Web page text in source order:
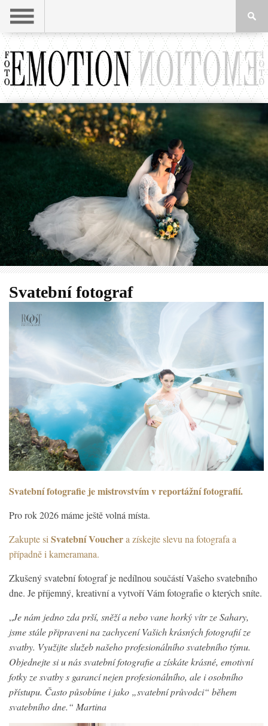
Svatební fotograf
Svatební fotografie je mistrovstvím v reportážní fotografií.
Pro rok 2026 máme ještě volná místa.
Zakupte si Svatební Vouchera získejte slevu na fotografa a
případně i kameramana.
Zkušený svatební fotograf je nedílnou součástí Vašeho svatebního
dne. Je příjemný, kreativní a vytvoří Vám fotografie o kterých sníte.
„Je nám jedno zda prší, sněží a nebo vane horký vítr ze Sahary,
jsme stále připraveni na zachycení Vašich krásných fotografií ze
svatby. Využijte služeb našeho profesionálního svatebního týmu.
Objednejte si u nás svatební fotografie a získáte krásné, emotivní
fotky ze svatby s garancí nejen profesionálního, ale i osobního
přístupu. Často působíme i jako „svatební průvodci“ během
svatebního dne.“ Martina